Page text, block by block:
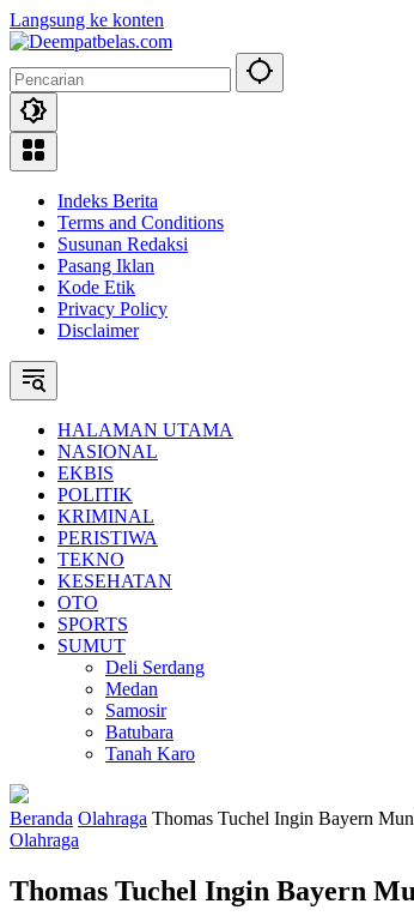
Langsung ke konten
Indeks Berita
Terms and Conditions
Susunan Redaksi
Pasang Iklan
Kode Etik
Privacy Policy
Disclaimer
HALAMAN UTAMA
NASIONAL
EKBIS
POLITIK
KRIMINAL
PERISTIWA
TEKNO
KESEHATAN
OTO
SPORTS
SUMUT
Deli Serdang
Medan
Samosir
Batubara
Tanah Karo
Beranda Olahraga Thomas Tuchel Ingin Bayern
Olahraga
Thomas Tuchel Ingin Bayern